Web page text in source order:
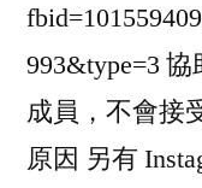
993&type=3
成員，不會接
原因 另有